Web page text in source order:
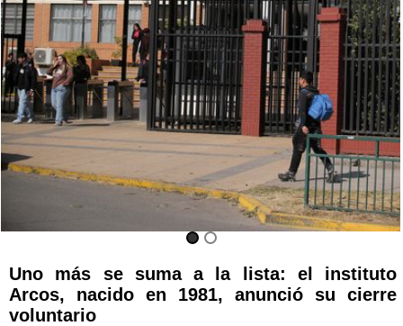
Uno más se suma a la lista: el instituto
Arcos, nacido en 1981, anunció su cierre
voluntario